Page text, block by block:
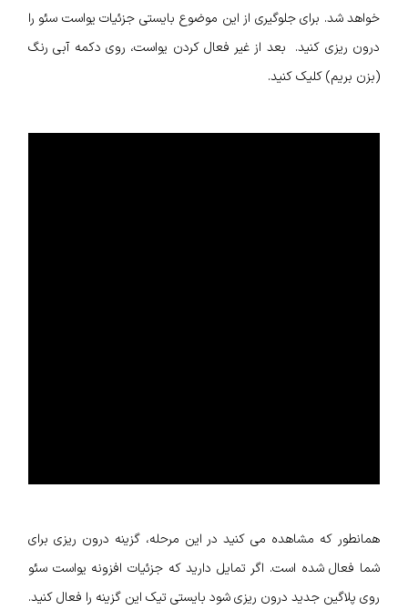
خواهد شد. برای جلوگیری از این موضوع بایستی جزئیات یواست سئو را
درون ریزی کنید. بعد از غیر فعال کردن یواست، روی دکمه آبی رنگ
(بزن بریم) کلیک کنید.
همانطور که مشاهده می کنید در این مرحله، گزینه درون ریزی برای
شما فعال شده است. اگر تمایل دارید که جزئیات افزونه یواست سئو
روی پلاگین جدید درون ریزی شود بایستی تیک این گزینه را فعال کنید.